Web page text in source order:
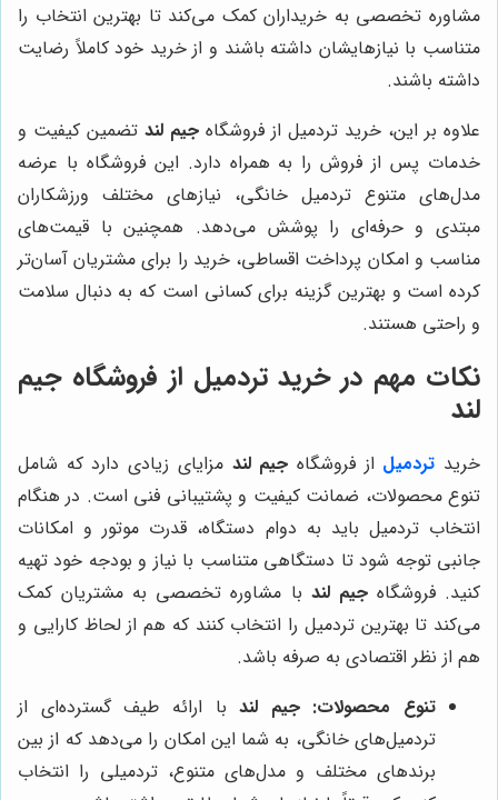
مشاوره تخصصی به خریداران کمک می‌کند تا بهترین انتخاب را
متناسب با نیازهایشان داشته باشند و از خرید خود کاملاً رضایت
داشته باشند.
علاوه بر این، خرید تردمیل از فروشگاه جیم لند تضمین کیفیت و
خدمات پس از فروش را به همراه دارد. این فروشگاه با عرضه
مدل‌های متنوع تردمیل خانگی، نیازهای مختلف ورزشکاران
مبتدی و حرفه‌ای را پوشش می‌دهد. همچنین با قیمت‌های
مناسب و امکان پرداخت اقساطی، خرید را برای مشتریان آسان‌تر
کرده است و بهترین گزینه برای کسانی است که به دنبال سلامت
و راحتی هستند.
نکات مهم در خرید تردمیل از فروشگاه جیم
لند
خرید تردمیل از فروشگاه جیم لند مزایای زیادی دارد که شامل
تنوع محصولات، ضمانت کیفیت و پشتیبانی فنی است. در هنگام
انتخاب تردمیل باید به دوام دستگاه، قدرت موتور و امکانات
جانبی توجه شود تا دستگاهی متناسب با نیاز و بودجه خود تهیه
کنید. فروشگاهجیم لند با مشاوره تخصصی به مشتریان کمک
می‌کند تا بهترین تردمیل را انتخاب کنند که هم از لحاظ کارایی و
هم از نظر اقتصادی به صرفه باشد.
تنوع محصولات: جیم لندبا ارائه طیف گسترده‌ای از
تردمیل‌های خانگی، به شما این امکان را می‌دهد که از بین
برندهای مختلف و مدل‌های متنوع، تردمیلی را انتخاب